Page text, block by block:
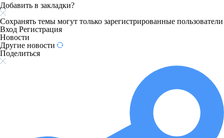
Добавить в закладки?
Сохранять темы могут только зарегистрированные пользователи
Вход Регистрация
Новости
Другие новости
Поделиться